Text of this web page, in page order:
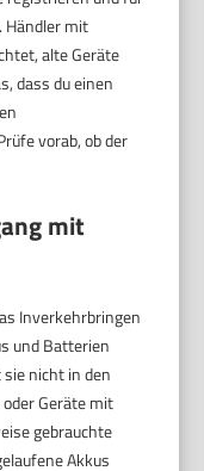
Händler mit
alte Geräte
dass du einen
vorab, ob der
mit
Inverkehrbringen
und Batterien
nicht in den
Geräte mit
gebrauchte
Akkus